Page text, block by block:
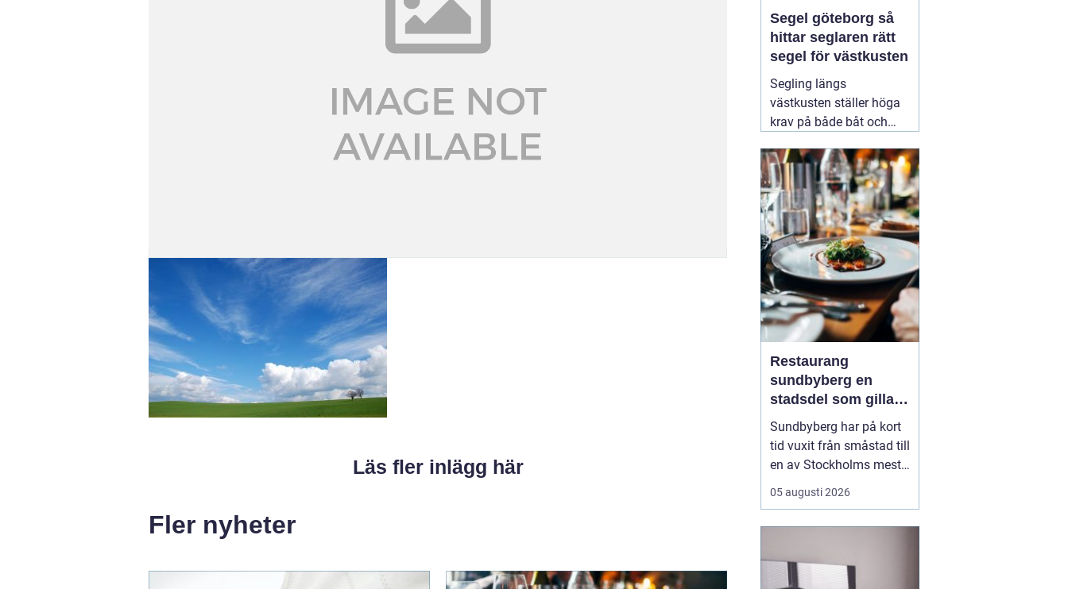
Läs fler inlägg här
Fler nyheter
Segel göteborg så
hittar seglaren rätt
segel för västkusten
Segling längs
västkusten ställer höga
krav på både båt och
skiftar snabbt, sjön
bygger upp brantare
vågor än i skärgårdar
innanför, och säsongen
lockar allt från
semesterseglare till
målmedvetna
kappseglare. För den
som08 augusti 2026
Restaurang
sundbyberg en
stadsdel som gillar
mat, sport och
spontana möten
Sundbyberg har på kort
tid vuxit från småstad till
en av Stockholms mest
levande knutpunkter.
Med nya bostäder,
också restauranglivet
tagit fart. Här blandas
05 augusti 2026